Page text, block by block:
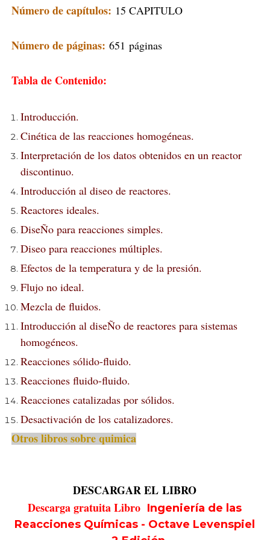
Número de capítulos: 15 CAPITULO
Número de páginas: 651 páginas
Tabla de Contenido:
Introducción.
Cinética de las reacciones homogéneas.
Interpretación de los datos obtenidos en un reactor
discontinuo.
Introducción al diseo de reactores.
Reactores ideales.
DiseÑo para reacciones simples.
Diseo para reacciones múltiples.
Efectos de la temperatura y de la presión.
Flujo no ideal.
Mezcla de fluidos.
Introducción al diseÑo de reactores para sistemas
homogéneos.
Reacciones sólido-fluido.
Reacciones fluido-fluido.
Reacciones catalizadas por sólidos.
Desactivación de los catalizadores.
Otros libros sobre quimica
DESCARGAR ELLIBRO
Descarga gratuita Libro Ingeniería de las
Reacciones Químicas - Octave Levenspiel